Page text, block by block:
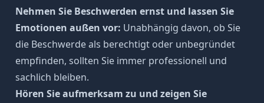
Nehmen Sie Beschwerden ernst und lassen Sie
Emotionen außen vor: Unabhängig davon, ob Sie
die Beschwerde als berechtigt oder unbegründet
empfinden, sollten Sie immer professionell und
sachlich bleiben.
Hören Sie aufmerksam zu und zeigen Sie